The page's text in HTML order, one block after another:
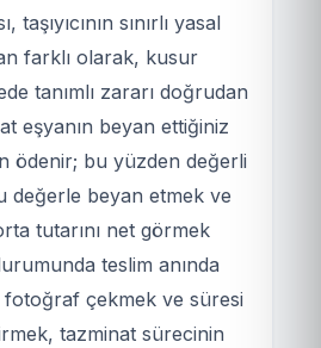
taşıyıcının sınırlı yasal
farklı olarak, kusur
tanımlı zararı doğrudan
eşyanın beyan ettiğiniz
ödenir; bu yüzden değerli
değerle beyan etmek ve
tutarını net görmek
teslim anında
çekmek ve süresi
tazminat sürecinin